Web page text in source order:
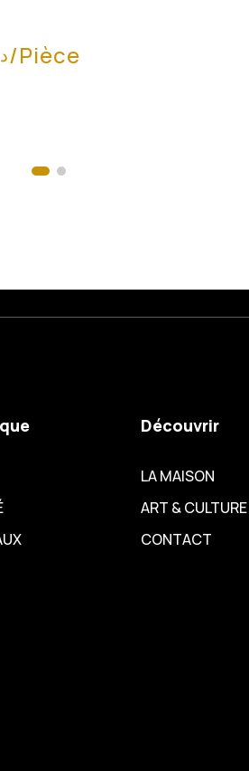
/Pièce
Découvrir
LA MAISON
ART & CULTURE
CONTACT